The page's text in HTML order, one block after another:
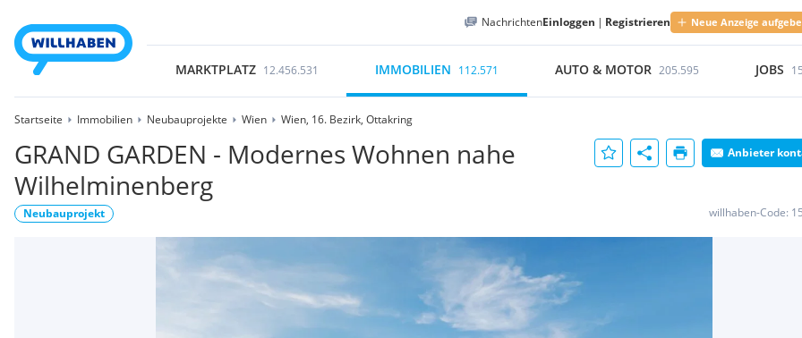
NachrichtenEinloggen | Registrieren Neue Anzeige
MARKTPLATZ 12.456.531 IMMOBILIEN 112.571 AUTO & MOTOR 205.595 JOBS
Startseite Immobilien Neubauprojekte Wien Wien, 16. Bezirk, Ottakring
GRAND GARDEN - Modernes Wohnen nahe
Wilhelminenberg
Anbieter
Neubauprojekt willhaben-Code: